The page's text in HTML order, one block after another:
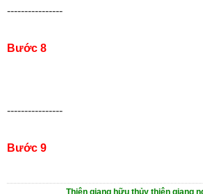
----------------
Bước 8
----------------
Bước 9
Thiên giang hữu thủy thiên giang